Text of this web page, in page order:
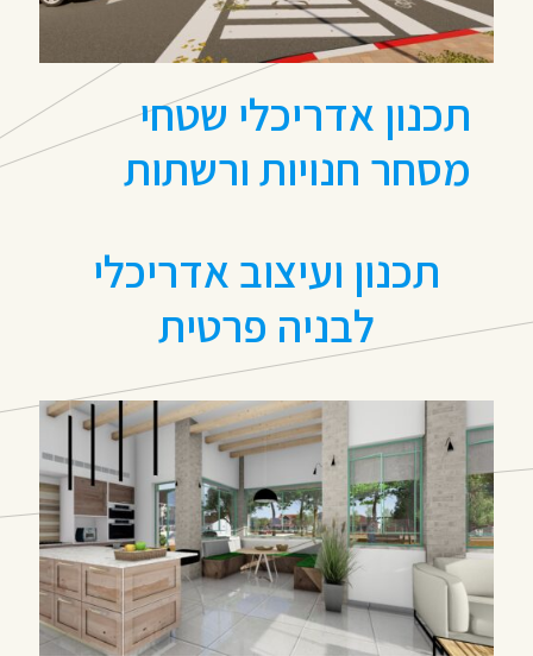
תכנון אדריכלי שטחי
מסחר חנויות ורשתות
תכנון ועיצוב אדריכלי
לבניה פרטית